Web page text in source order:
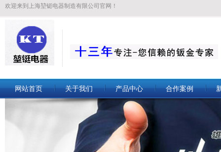
欢迎来到上海堃铤电器制造有限公司官网！
网站首页 关于我们 产品中心 合作案例